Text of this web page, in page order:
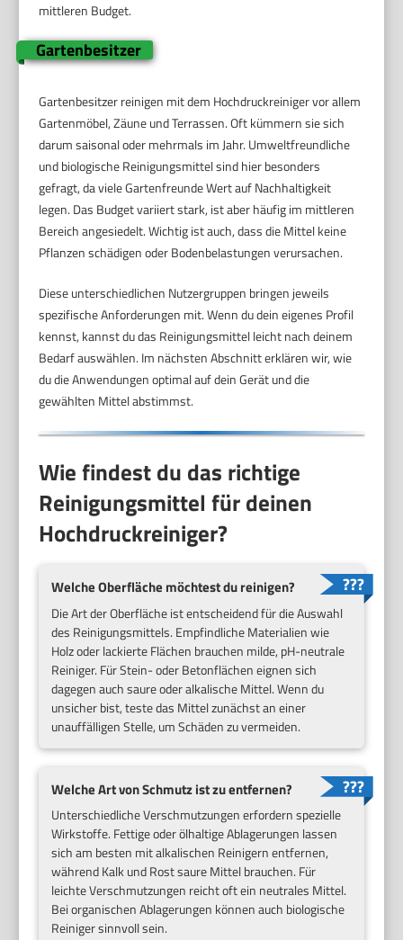
mittleren Budget.
Gartenbesitzer
Gartenbesitzer reinigen mit dem Hochdruckreiniger vor allem
Gartenmöbel, Zäune und Terrassen. Oft kümmern sie sich
darum saisonal oder mehrmals im Jahr. Umweltfreundliche
und biologische Reinigungsmittel sind hier besonders
gefragt, da viele Gartenfreunde Wert auf Nachhaltigkeit
legen. Das Budget variiert stark, ist aber häufig im mittleren
Bereich angesiedelt. Wichtig ist auch, dass die Mittel keine
Pflanzen schädigen oder Bodenbelastungen verursachen.
Diese unterschiedlichen Nutzergruppen bringen jeweils
spezifische Anforderungen mit. Wenn du dein eigenes Profil
kennst, kannst du das Reinigungsmittel leicht nach deinem
Bedarf auswählen. Im nächsten Abschnitt erklären wir, wie
du die Anwendungen optimal auf dein Gerät und die
gewählten Mittel abstimmst.
Wie findest du das richtige
Reinigungsmittel für deinen
Hochdruckreiniger?
Welche Oberfläche möchtest du reinigen?
Die Art der Oberfläche ist entscheidend für die Auswahl
des Reinigungsmittels. Empfindliche Materialien wie
Holz oder lackierte Flächen brauchen milde, pH-neutrale
Reiniger. Für Stein- oder Betonflächen eignen sich
dagegen auch saure oder alkalische Mittel. Wenn du
unsicher bist, teste das Mittel zunächst an einer
unauffälligen Stelle, um Schäden zu vermeiden.
Welche Art von Schmutz ist zu entfernen?
Unterschiedliche Verschmutzungen erfordern spezielle
Wirkstoffe. Fettige oder ölhaltige Ablagerungen lassen
sich am besten mit alkalischen Reinigern entfernen,
während Kalk und Rost saure Mittel brauchen. Für
leichte Verschmutzungen reicht oft ein neutrales Mittel.
Bei organischen Ablagerungen können auch biologische
Reiniger sinnvoll sein.